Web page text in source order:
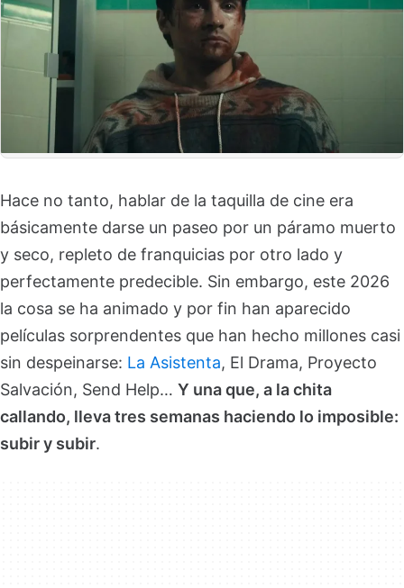
Hace no tanto, hablar de la taquilla de cine era
básicamente darse un paseo por un páramo muerto
y seco, repleto de franquicias por otro lado y
perfectamente predecible. Sin embargo, este 2026
la cosa se ha animado y por fin han aparecido
películas sorprendentes que han hecho millones casi
sin despeinarse: La Asistenta, El Drama, Proyecto
Salvación, Send Help… Y una que, a la chita
callando, lleva tres semanas haciendo lo imposible:
subir y subir.